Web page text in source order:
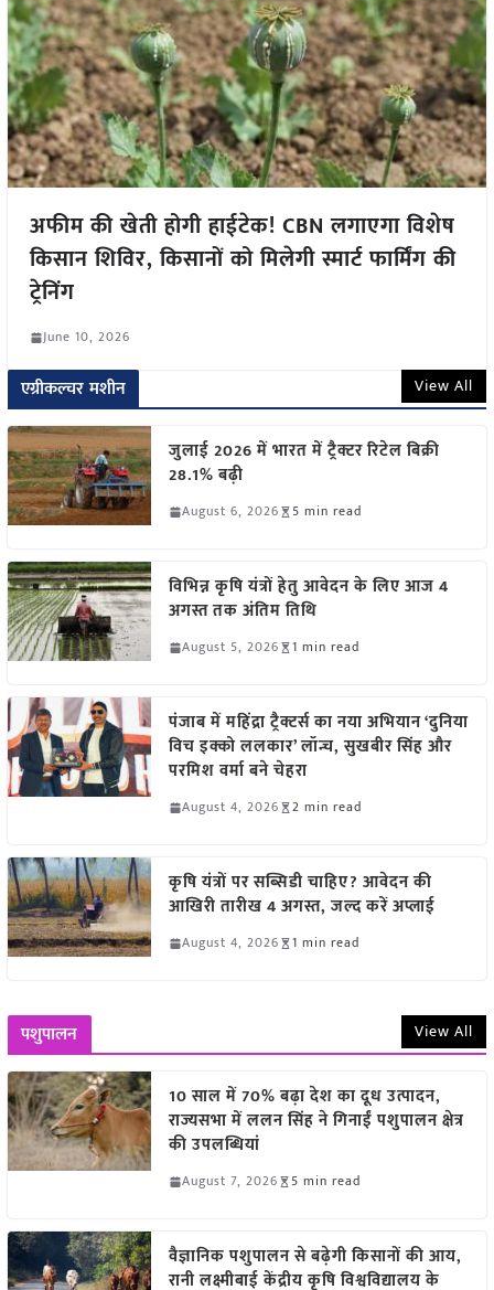
अफीम की खेती होगी हाईटेक! CBN लगाएगा विशेष
किसान शिविर, किसानों को मिलेगी स्मार्ट फार्मिंग की
ट्रेनिंग
June 10, 2026
एग्रीकल्चर मशीन View All
जुलाई 2026 में भारत में ट्रैक्टर रिटेल बिक्री
28.1% बढ़ी
August 6, 2026 5 min read
विभिन्न कृषि यंत्रों हेतु आवेदन के लिए आज 4
अगस्त तक अंतिम तिथि
August 5, 2026 1 min read
पंजाब में महिंद्रा ट्रैक्टर्स का नया अभियान ‘दुनिया
विच इक्को ललकार’ लॉन्च, सुखबीर सिंह और
परमिश वर्मा बने चेहरा
August 4, 2026 2 min read
कृषि यंत्रों पर सब्सिडी चाहिए? आवेदन की
आखिरी तारीख 4 अगस्त, जल्द करें अप्लाई
August 4, 2026 1 min read
पशुपालन View All
10 साल में 70% बढ़ा देश का दूध उत्पादन,
राज्यसभा में ललन सिंह ने गिनाईं पशुपालन क्षेत्र
की उपलब्धियां
August 7, 2026 5 min read
वैज्ञानिक पशुपालन से बढ़ेगी किसानों की आय,
रानी लक्ष्मीबाई केंद्रीय कृषि विश्वविद्यालय के